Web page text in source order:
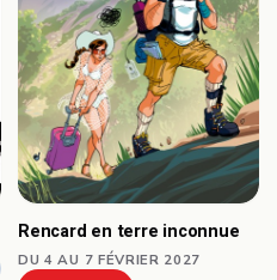
Rencard en terre inconnue
DU 4 AU 7 FÉVRIER 2027